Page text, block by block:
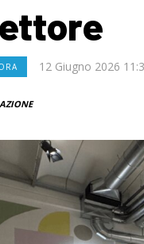
12 Giugno 2026